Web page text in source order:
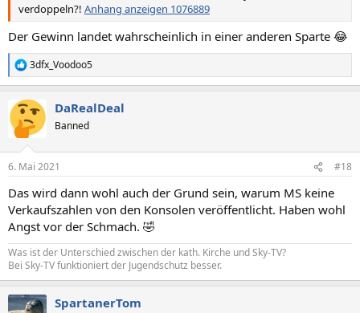
verdoppeln?! Anhang anzeigen 1076889
Der Gewinn landet wahrscheinlich in einer anderen Sparte 😂
R
e
k
i
e
:
3dfx_Voodoo5
DaRealDeal
Banned
6. Mai 2021 #18
Das wird dann wohl auch der Grund sein, warum MS keine
Verkaufszahlen von den Konsolen veröffentlicht. Haben wohl
Angst vor der Schmach. 🤣
Was ist der Unterschied zwischen der kath. Kirche und Sky-TV?
Bei Sky-TV funktioniert der Jugendschutz besser.
SpartanerTom